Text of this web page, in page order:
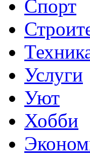
Спорт
Услуги
Уют
Хобби